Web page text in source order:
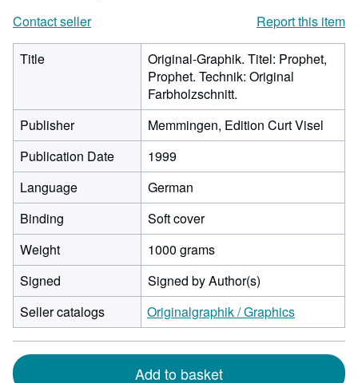
Contact seller
Report this item
Title
Original-Graphik. Titel: Prophet,
Prophet. Technik: Original
Farbholzschnitt.
Publisher
Memmingen, Edition Curt Visel
Publication Date
1999
Language
German
Binding
Soft cover
Weight
1000 grams
Signed
Signed by Author(s)
Seller catalogs
Originalgraphik / Graphics
Add to basket